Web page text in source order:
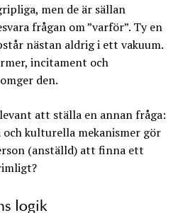
men de är sällan
frågan om ”varför”. Ty en
nästan aldrig i ett vakuum.
incitament och
den.
att ställa en annan fråga:
kulturella mekanismer gör
(anställd) att finna ett
logik